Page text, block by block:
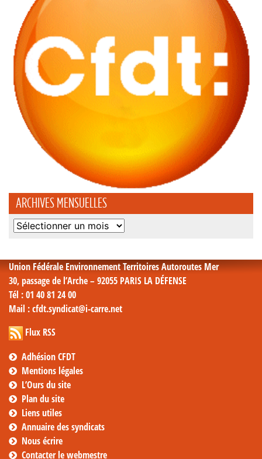
ARCHIVES MENSUELLES
Archives
Union Fédérale Environnement Territoires Autoroutes Mer
30, passage de l’Arche – 92055 PARIS LA DÉFENSE
Tél : 01 40 81 24 00
Mail : cfdt.syndicat@i-carre.net
Flux RSS
Adhésion CFDT
Mentions légales
L’Ours du site
Plan du site
Liens utiles
Annuaire des syndicats
Nous écrire
Contacter le webmestre